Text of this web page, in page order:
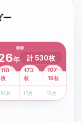
ー
年 計530枚
2月 3月
43
枚
4月
107
枚
6月
110
枚
7月
173
枚
8月
19枚
10月 11月 12月